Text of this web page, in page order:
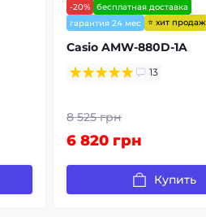
-20%
бесплатная доставка
гарантия 24 мес
⭐ хит продаж
Casio AMW-880D-1A
13
8 525 грн
6 820 грн
Купить